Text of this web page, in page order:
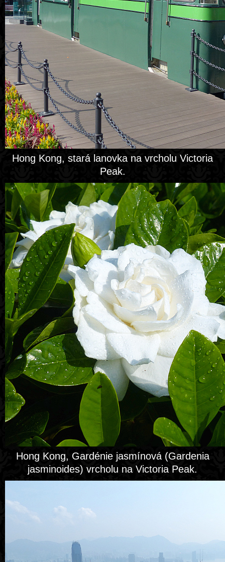
Hong Kong, stará lanovka na vrcholu Victoria
Peak.
Hong Kong, Gardénie jasmínová (Gardenia
jasminoides) vrcholu na Victoria Peak.